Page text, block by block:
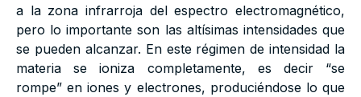
a la zona infrarroja del espectro electromagnético,
pero lo importante son las altísimas intensidades que
se pueden alcanzar. En este régimen de intensidad la
materia se ioniza completamente, es decir “se
rompe” en iones y electrones, produciéndose lo que